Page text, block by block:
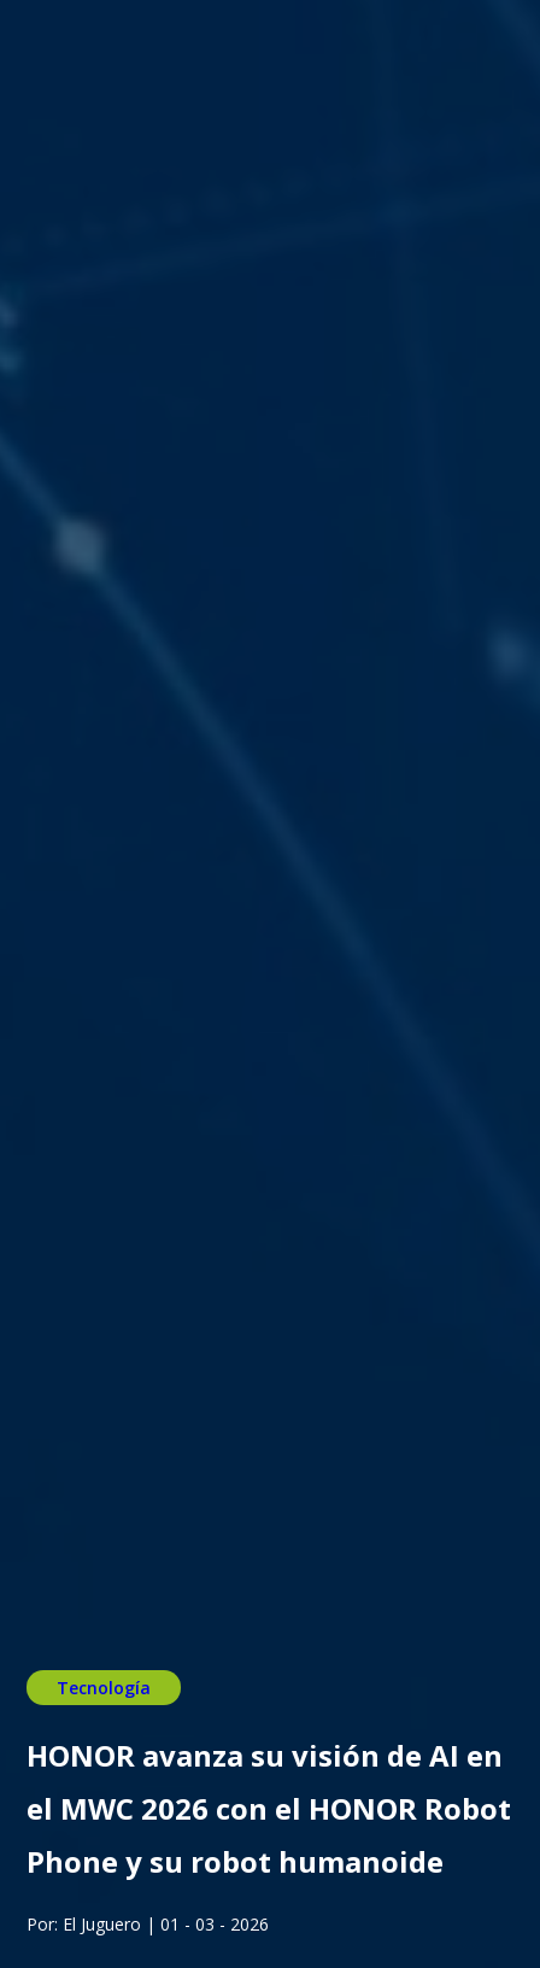
Tecnología
HONOR avanza su visión de AI en
el MWC 2026 con el HONOR Robot
Phone y su robot humanoide
Por: El Juguero | 01 - 03 - 2026